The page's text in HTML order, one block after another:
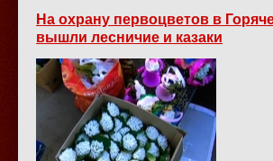
На охрану первоцветов в
вышли лесничие и казаки